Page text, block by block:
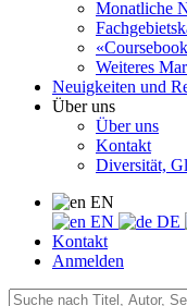
Monatliche
Weiteres
Neuigkeiten und
Über uns
Über uns
Kontakt
Diversität,
EN
EN
DE
Kontakt
Anmelden